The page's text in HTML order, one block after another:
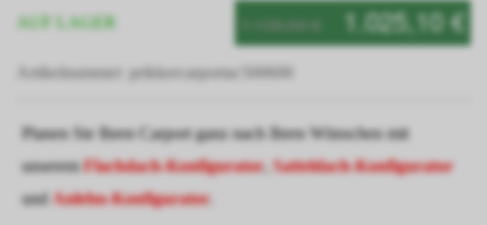
1.139,00 € 1.025,10 €
AUF LAGER
Artikelnummer: prikkercarportac500600
Planen Sie Ihren Carport ganz nach Ihren Wünschen mit
unseremFlachdach-Konfigurator, Satteldach-Konfigurator
und Anlehn-Konfigurator